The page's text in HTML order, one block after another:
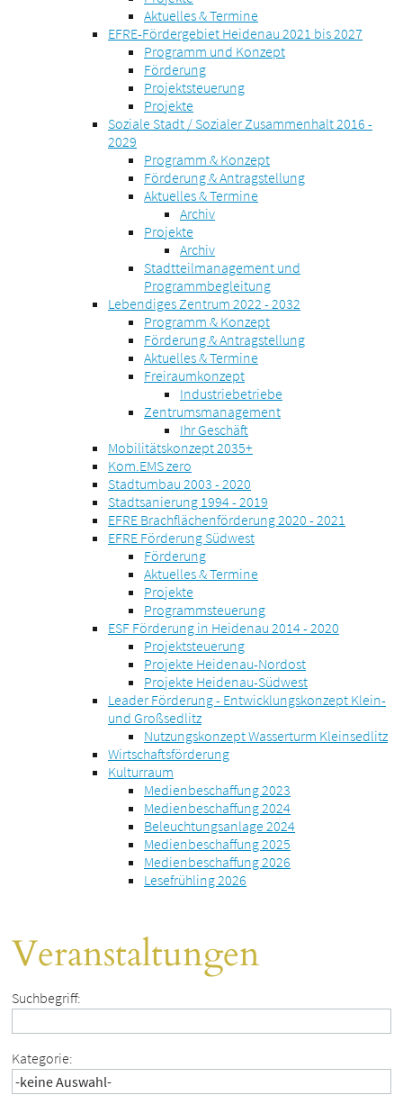
Aktuelles & Termine
EFRE-Fördergebiet Heidenau 2021 bis 2027
Programm und Konzept
Förderung
Projektsteuerung
Projekte
Soziale Stadt / Sozialer Zusammenhalt 2016 -
2029
Programm & Konzept
Förderung & Antragstellung
Aktuelles & Termine
Archiv
Projekte
Archiv
Stadtteilmanagement und
Programmbegleitung
Lebendiges Zentrum 2022 - 2032
Programm & Konzept
Förderung & Antragstellung
Aktuelles & Termine
Freiraumkonzept
Industriebetriebe
Zentrumsmanagement
Ihr Geschäft
Mobilitätskonzept 2035+
Kom.EMS zero
Stadtumbau 2003 - 2020
Stadtsanierung 1994 - 2019
EFRE Brachflächenförderung 2020 - 2021
EFRE Förderung Südwest
Förderung
Aktuelles & Termine
Projekte
Programmsteuerung
ESF Förderung in Heidenau 2014 - 2020
Projektsteuerung
Projekte Heidenau-Nordost
Projekte Heidenau-Südwest
Leader Förderung - Entwicklungskonzept Klein-
und Großsedlitz
Nutzungskonzept Wasserturm Kleinsedlitz
Wirtschaftsförderung
Kulturraum
Medienbeschaffung 2023
Medienbeschaffung 2024
Beleuchtungsanlage 2024
Medienbeschaffung 2025
Medienbeschaffung 2026
Lesefrühling 2026
Veranstaltungen
Suchbegriff:
Kategorie: